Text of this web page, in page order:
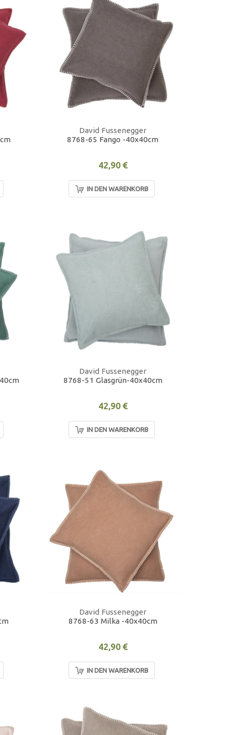
David Fussenegger
8768-65 Fango -40x40cm
42,90 €
IN DEN WARENKORB
David Fussenegger
8768-51 Glasgrün-40x40cm
42,90 €
IN DEN WARENKORB
David Fussenegger
8768-63 Milka -40x40cm
42,90 €
IN DEN WARENKORB